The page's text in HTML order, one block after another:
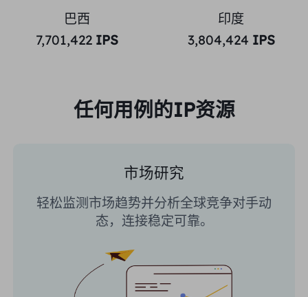
巴西
7,701,422 IPS
印度
3,804,424 IPS
任何用例的IP资源
市场研究
轻松监测市场趋势并分析全球竞争对手动
态，连接稳定可靠。